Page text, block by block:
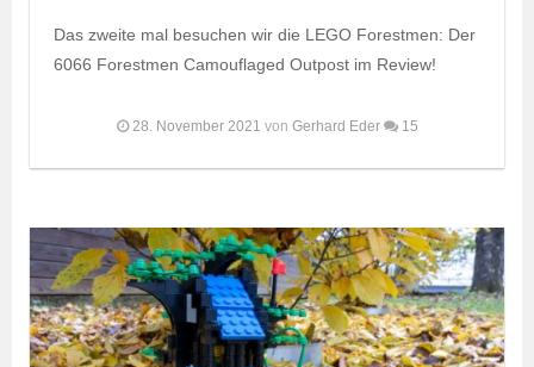
Das zweite mal besuchen wir die LEGO Forestmen: Der
6066 Forestmen Camouflaged Outpost im Review!
28. November 2021 von Gerhard Eder 15